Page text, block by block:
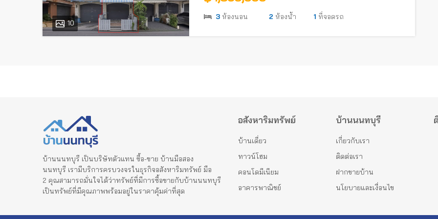
10
3 ห้องนอน 2 ห้องน้ำ 1 ที่จอดรถ
บ้านนนทบุรี เป็นบริษัทตัวแทน ซื้อ-ขาย บ้านมือสอง
นนทบุรี เรามีบริการครบวงจรในธุรกิจอสังหาริมทรัพย์ มือ
2 คุณสามารถมั่นใจได้ว่าทรัพย์ที่มีการซื้อขายกับบ้านนนทบุรี
เป็นทรัพย์ที่มีคุณภาพพร้อมอยู่ในราคาคุ้มค่าที่สุด
อสังหาริมทรัพย์
บ้านเดี่ยว
ทาวน์โฮม
คอนโดมีเนียม
อาคารพาณิชย์
บ้านนนทบุรี
เกี่ยวกับเรา
ติดต่อเรา
ฝากขายบ้าน
นโยบายและเงื่อนไข